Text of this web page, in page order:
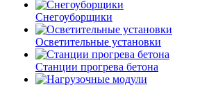
Снегоуборщики
Осветительные установки
Станции прогрева бетона